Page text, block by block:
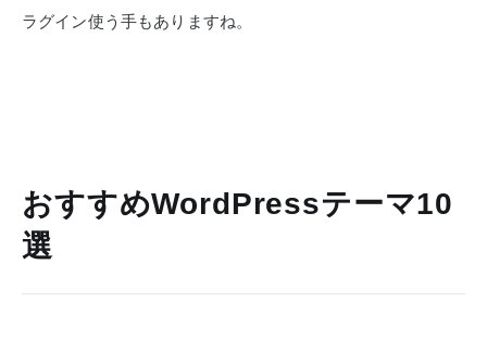
ラグイン使う手もありますね。
おすすめWordPressテーマ10
選